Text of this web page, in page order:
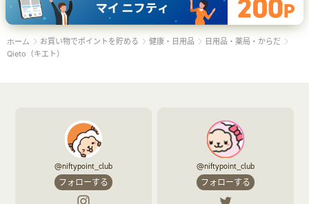
ホーム お買い物でポイントを貯める 健康・日用品
日用品・薬局・からだ
Qieto（キエト）
@niftypoint_club
フォローする
@niftypoint_club
フォローする